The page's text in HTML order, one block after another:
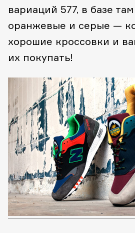
вариаций 577, в базе
оранжевые и серые —
хорошие кроссовки и
их покупать!